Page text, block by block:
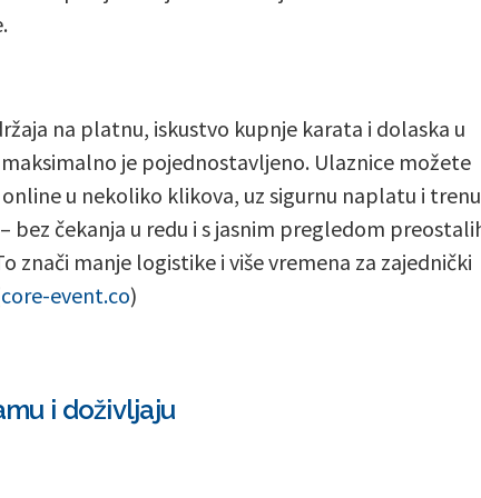
na platnu, iskustvo kupnje karata i dolaska u
je pojednostavljeno. Ulaznice možete
u nekoliko klikova, uz sigurnu naplatu i
bez čekanja u redu i s jasnim pregledom
znači manje logistike i više vremena za zajednički
core-event.co)
i doživljaju